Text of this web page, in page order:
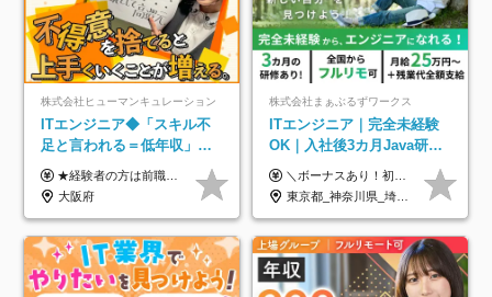
株式会社ヒューマンキュレーション
ITエンジニア◆「スキル不
足と言われる＝低年収」で
はない！｜ 不安を克服し、
年収アップした社員の実例
★経験者の方は前職の年収以上を保証します ★案件単価を開示した上で80％以上を還元します 月給25万円以上＋賞与年2回 ※経験や能力を考慮の上で優遇します ※試用期間が3ヶ月(その間の給与・待遇・雇用形態に変更はありません) ※月給には月20時間分のみなし残業手当(5万円)を含みます(超過分は別途支給) ★残業平均は月10時間以下ですので、毎月10時間分程度はお得です！
大阪府
株式会社まぁぶるずワークス
ITエンジニア｜完全未経験
OK｜入社後3カ月Java研修
｜リモート率8割以上｜充実
のキャリア支援｜残業月10h
＼ボーナスあり！初年度から年収300万円以上／ ■月給25万円～35万円＋残業代全額支給＋各種手当＋賞与年1回 ◎経験・年齢・スキルなどを考慮し、できるだけ優遇します ◎試用期間中(3カ月)は契約社員で、月給21万円＋諸手当になります。 (試用期間中は残業が発生しません。その他の待遇に変更はありません) ----------------- ＼3つの評価軸！実力次第で早期収入アップ！／ 【1】スキル(IT理解、実装力、設計) 【2】実務力(現場評価、コミュ力、品質) 【3】姿勢(自走力、意欲、責任感) この3つの評価軸で、3カ月ごとに評価。社内グレードにより、給与が決まる明確な仕組みです。何ができれば給与が上がるのか分かりやすく、実力や努力次第で早期に収入を増やせます！ 【固定残業代について】 なし（残業代は、実際の労働時間に応じて別途全額支給）
東京都_神奈川県_埼玉県_千葉県_大阪府_愛知県_北海道_青森県_岩手県_宮城県_秋田県_山形県_福島県_茨城県_栃木県_群馬県_新潟県_山梨県_長野県_富山県_石川県_福井県_静岡県_岐阜県_三重県_兵庫県_京都府_滋賀県_奈良県_和歌山県_広島県_岡山県_鳥取県_島根県_山口県_徳島県_香川県_愛媛県_高知県_福岡県_熊本県_佐賀県_長崎県_大分県_宮崎県_鹿児島県_沖縄県